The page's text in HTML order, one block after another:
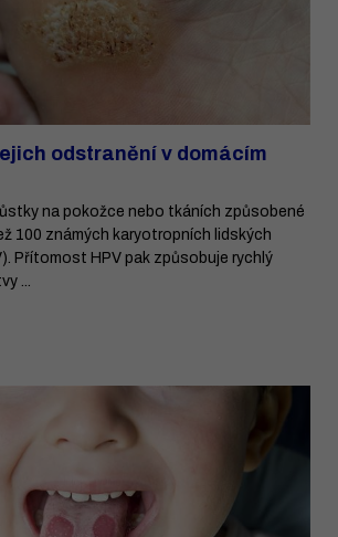
odstranění v domácím
na pokožce nebo tkáních způsobené
100 známých karyotropních lidských
Přítomost HPV pak způsobuje rychlý
...